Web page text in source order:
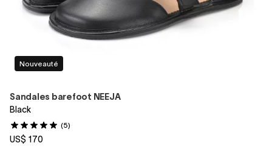
Nouveauté
Sandales barefoot NEEJA
Black
(5)
US$ 170